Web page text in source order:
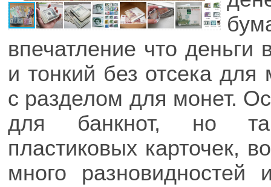
впечатление что деньги
и тонкий без отсека
с разделом для монет.
для банкнот, но
пластиковых карточек,
много